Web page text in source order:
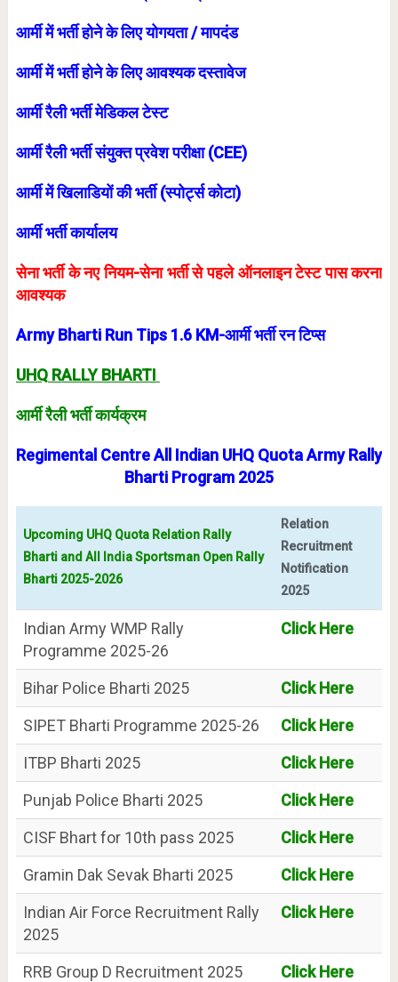
आर्मी में भर्ती होने के लिए योगयता / मापदंड
आर्मी में भर्ती होने के लिए आवश्यक दस्तावेज
आर्मी रैली भर्ती मेडिकल टेस्ट
आर्मी रैली भर्ती संयुक्त प्रवेश परीक्षा (CEE)
आर्मी में खिलाडियों की भर्ती (स्पोर्ट्स कोटा)
आर्मी भर्ती कार्यालय
सेना भर्ती के नए नियम-सेना भर्ती से पहले ऑनलाइन टेस्ट पास करना
आवश्यक
Army Bharti Run Tips 1.6 KM-आर्मी भर्ती रन टिप्स
UHQ RALLY BHARTI
आर्मी रैली भर्ती कार्यक्रम
Regimental Centre All Indian UHQ Quota Army Rally
Bharti Program 2025
Upcoming UHQ Quota Relation Rally
Bharti and All India Sportsman Open Rally
Bharti 2025-2026
Relation
Recruitment
Notification
2025
Indian Army WMP Rally
Programme 2025-26
Click Here
Bihar Police Bharti 2025
Click Here
SIPET Bharti Programme 2025-26
Click Here
ITBP Bharti 2025
Click Here
Punjab Police Bharti 2025
Click Here
CISF Bhart for 10th pass 2025
Click Here
Gramin Dak Sevak Bharti 2025
Click Here
Indian Air Force Recruitment Rally
2025
Click Here
RRB Group D Recruitment 2025
Click Here